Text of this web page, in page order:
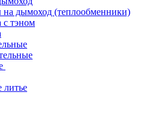
на дымоход (теплообменники)
с тэном
литье